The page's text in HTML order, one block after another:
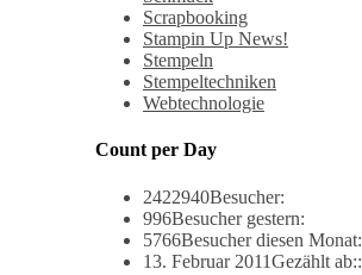
Scrapbooking
Stampin Up News!
Stempeln
Stempeltechniken
Webtechnologie
Count per Day
2422940Besucher:
996Besucher gestern:
5766Besucher diesen Monat:
13. Februar 2011Gezählt ab::